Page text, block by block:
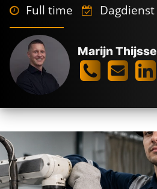
Full time
Dagdienst
Marijn Thijsse